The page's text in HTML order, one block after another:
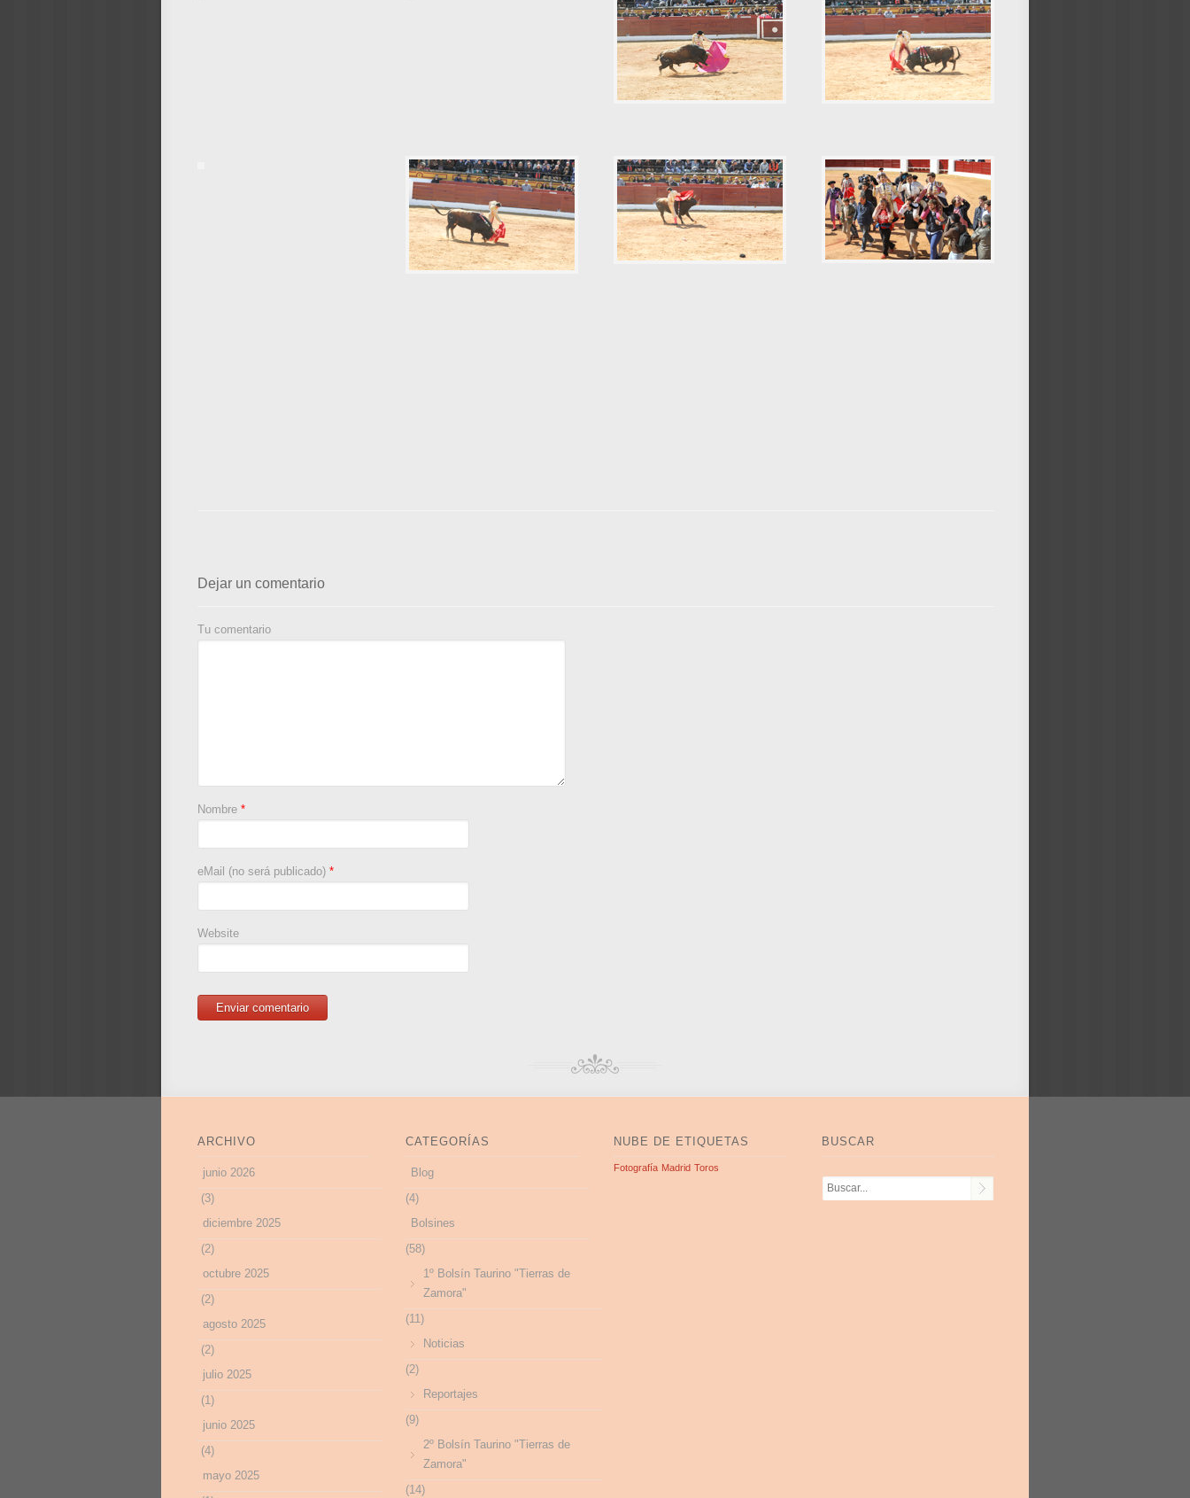
Dejar un comentario
Tu comentario
Nombre *
eMail (no será publicado) *
Website
ARCHIVO
junio 2026
(3)
diciembre 2025
(2)
octubre 2025
(2)
agosto 2025
(2)
julio 2025
(1)
junio 2025
(4)
mayo 2025
CATEGORÍAS
Blog
(4)
Bolsines
(58)
1º Bolsín Taurino "Tierras de
Zamora"
(11)
Noticias
(2)
Reportajes
(9)
2º Bolsín Taurino "Tierras de
Zamora"
(14)
NUBE DE ETIQUETAS
Fotografía Madrid Toros
BUSCAR